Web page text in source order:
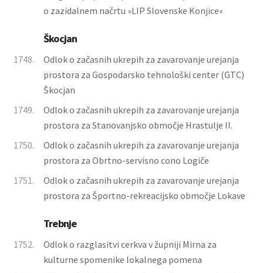
o zazidalnem načrtu »LIP Slovenske Konjice«
Škocjan
1748.
Odlok o začasnih ukrepih za zavarovanje urejanja
prostora za Gospodarsko tehnološki center (GTC)
Škocjan
1749.
Odlok o začasnih ukrepih za zavarovanje urejanja
prostora za Stanovanjsko območje Hrastulje II.
1750.
Odlok o začasnih ukrepih za zavarovanje urejanja
prostora za Obrtno-servisno cono Logiče
1751.
Odlok o začasnih ukrepih za zavarovanje urejanja
prostora za Športno-rekreacijsko območje Lokave
Trebnje
1752.
Odlok o razglasitvi cerkva v župniji Mirna za
kulturne spomenike lokalnega pomena